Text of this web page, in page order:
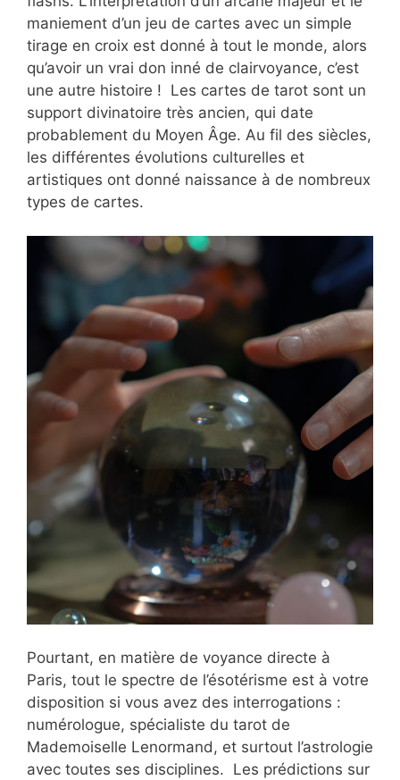
maniement d’un jeu de cartes avec un simple
tirage en croix est donné à tout le monde, alors
qu’avoir un vrai don inné de clairvoyance, c’est
une autre histoire ! Les cartes de tarot sont un
support divinatoire très ancien, qui date
probablement du Moyen Âge. Au fil des siècles,
les différentes évolutions culturelles et
artistiques ont donné naissance à de nombreux
types de cartes.
Pourtant, en matière de voyance directe à
Paris, tout le spectre de l’ésotérisme est à votre
disposition si vous avez des interrogations :
numérologue, spécialiste du tarot de
Mademoiselle Lenormand, et surtout l’astrologie
avec toutes ses disciplines. Les prédictions sur